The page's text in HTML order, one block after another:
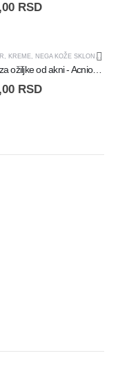
RSD
, KREME, NEGA KOŽE SKLONE AKNAMA
Krema za ožiljke od akni - Acniover Cicavent
RSD